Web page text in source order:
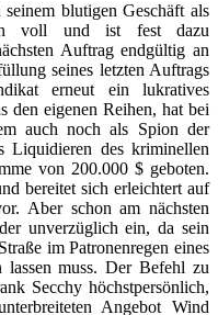
blutigen Geschäft als
voll und ist fest dazu
Auftrag endgültig an
seines letzten Auftrags
erneut ein lukratives
den eigenen Reihen, hat bei
auch noch als Spion der
Liquidieren des kriminellen
von 200.000 $ geboten.
bereitet sich erleichtert auf
Aber schon am nächsten
unverzüglich ein, da sein
im Patronenregen eines
lassen muss. Der Befehl zu
Secchy höchstpersönlich,
Angebot Wind